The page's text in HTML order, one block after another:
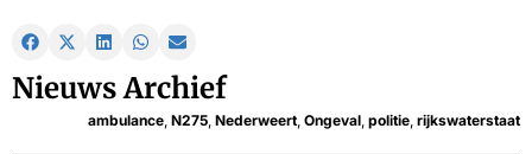
Nieuws Archief
ambulance N275 Nederweert Ongeval politie rijkswaterstaat